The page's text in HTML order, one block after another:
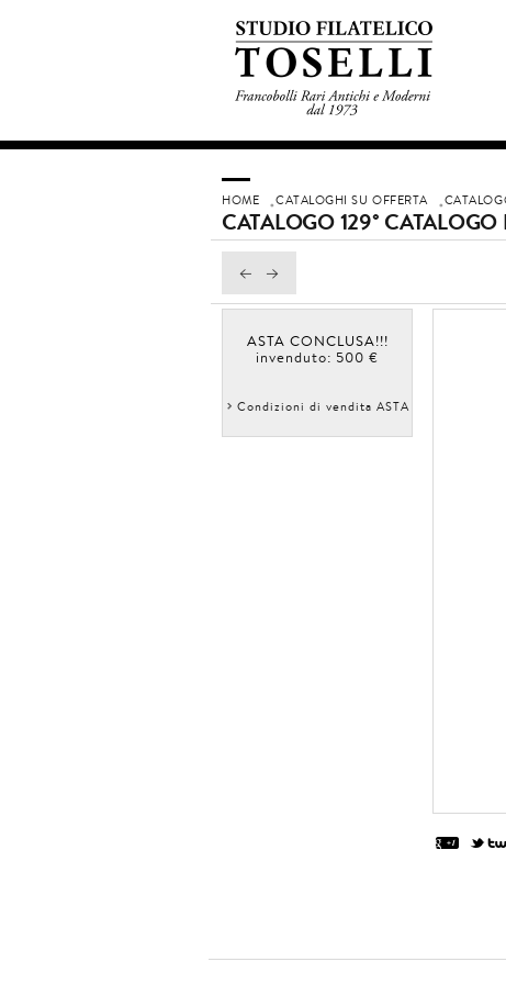
HOME CATALOGHI SU OFFERTA
CATALOGO 129°
ASTA CONCLUSA!!!
invenduto: 500 €
Condizioni di vendita ASTA